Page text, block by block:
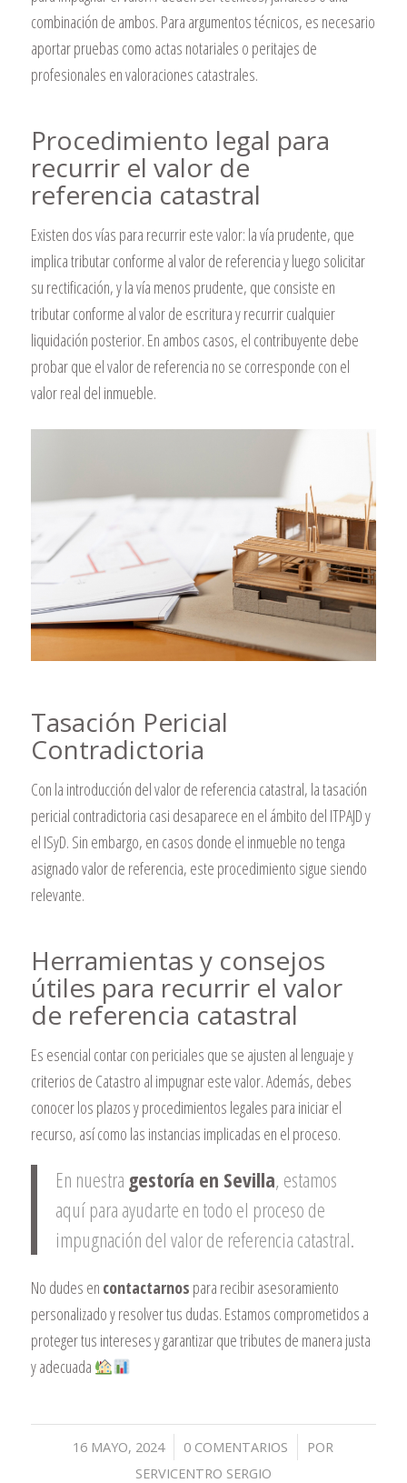
combinación de ambos. Para argumentos técnicos, es necesario
aportar pruebas como actas notariales o peritajes de
profesionales en valoraciones catastrales.
Procedimiento legal para
recurrir el valor de
referencia catastral
Existen dos vías para recurrir este valor: la vía prudente, que
implica tributar conforme al valor de referencia y luego solicitar
su rectificación, y la vía menos prudente, que consiste en
tributar conforme al valor de escritura y recurrir cualquier
liquidación posterior. En ambos casos, el contribuyente debe
probar que el valor de referencia no se corresponde con el
valor real del inmueble.
Tasación Pericial
Contradictoria
Con la introducción del valor de referencia catastral, la tasación
pericial contradictoria casi desaparece en el ámbito del ITPAJD y
el ISyD. Sin embargo, en casos donde el inmueble no tenga
asignado valor de referencia, este procedimiento sigue siendo
relevante.
Herramientas y consejos
útiles para recurrir el valor
de referencia catastral
Es esencial contar con periciales que se ajusten al lenguaje y
criterios de Catastro al impugnar este valor. Además, debes
conocer los plazos y procedimientos legales para iniciar el
recurso, así como las instancias implicadas en el proceso.
En nuestra gestoría en Sevilla, estamos
aquí para ayudarte en todo el proceso de
impugnación del valor de referencia catastral.
No dudes en contactarnos para recibir asesoramiento
personalizado y resolver tus dudas. Estamos comprometidos a
proteger tus intereses y garantizar que tributes de manera justa
y adecuada
16 MAYO, 2024
/ 0 COMENTARIOS
/
POR
SERVICENTRO SERGIO